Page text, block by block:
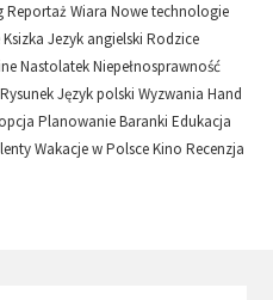
ReportażWiaraNowe technologie
KsizkaJezyk angielskiRodzice
NastolatekNiepełnosprawność
RysunekJęzyk polskiWyzwaniaHand
PlanowanieBarankiEdukacja
Wakacje w PolsceKinoRecenzja